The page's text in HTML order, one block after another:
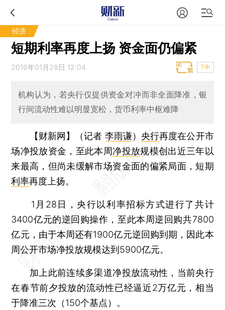
经济
短期利率再度上扬 资金面仍偏紧
2016年01月28日 12:04 T中
机构认为，若央行仅提供资金对冲而非全面降准，银
行间流动性难以明显宽松，货币利率中枢难降
【财新网】（记者 李雨谦） 央行再度在公开市
场净投放资金，至此本周净投放规模创出近三年以
来最高，但尚未缓解市场资金面的偏紧局面，短期
利率再度上扬。
1月28日，央行以利率招标方式进行了共计
3400亿元的逆回购操作，至此本周逆回购共7800
亿元，由于本周还有1900亿元逆回购到期，因此本
周公开市场净投放规模达到5900亿元。
加上此前连续多渠道净投放流动性，当前央行
在春节前夕投放的流动性已经逼近2万亿元，相当
于降准三次（150个基点）。